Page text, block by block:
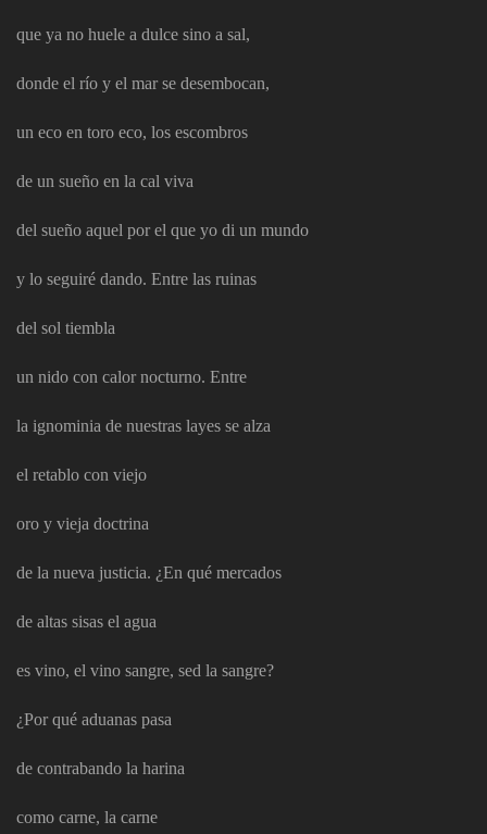
que ya no huele a dulce sino a sal,
donde el río y el mar se desembocan,
un eco en toro eco, los escombros
de un sueño en la cal viva
del sueño aquel por el que yo di un mundo
y lo seguiré dando. Entre las ruinas
del sol tiembla
un nido con calor nocturno. Entre
la ignominia de nuestras layes se alza
el retablo con viejo
oro y vieja doctrina
de la nueva justicia. ¿En qué mercados
de altas sisas el agua
es vino, el vino sangre, sed la sangre?
¿Por qué aduanas pasa
de contrabando la harina
como carne, la carne